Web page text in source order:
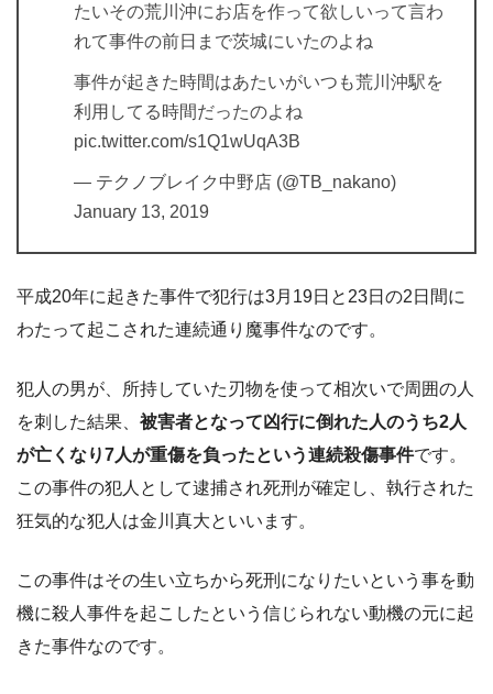
たいその荒川沖にお店を作って欲しいって言わ
れて事件の前日まで茨城にいたのよね
事件が起きた時間はあたいがいつも荒川沖駅を
利用してる時間だったのよね
pic.twitter.com/s1Q1wUqA3B
— テクノブレイク中野店 (@TB_nakano)
January 13, 2019
平成20年に起きた事件で犯行は3月19日と23日の2日間に
わたって起こされた連続通り魔事件なのです。
犯人の男が、所持していた刃物を使って相次いで周囲の人
を刺した結果、 被害者となって凶行に倒れた人のうち2人
が亡くなり7人が重傷を負ったという連続殺傷事件です。
この事件の犯人として逮捕され死刑が確定し、執行された
狂気的な犯人は金川真大といいます。
この事件はその生い立ちから死刑になりたいという事を動
機に殺人事件を起こしたという信じられない動機の元に起
きた事件なのです。